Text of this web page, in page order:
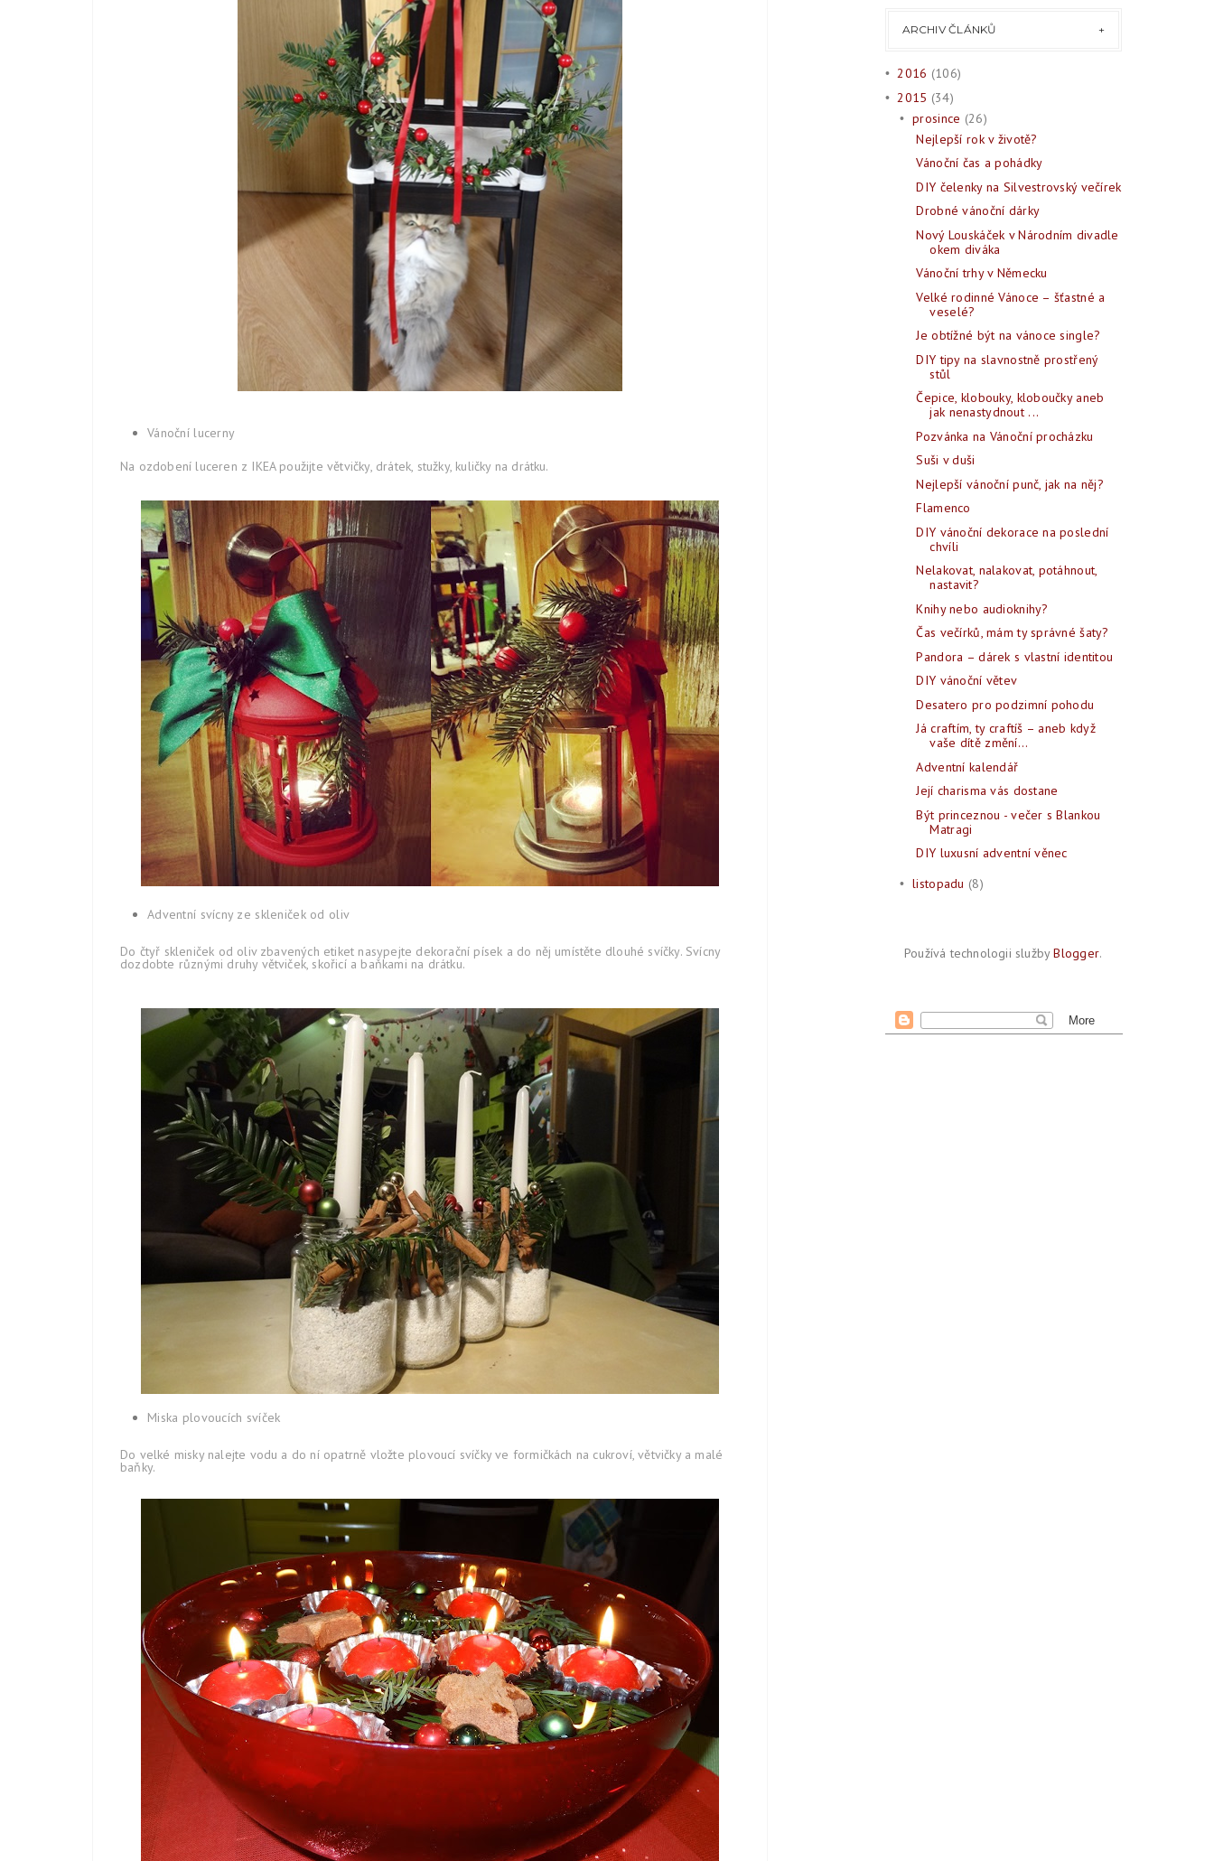
Vánoční lucerny
Na ozdobení luceren z IKEA použijte větvičky, drátek, stužky, kuličky na drátku.
Adventní svícny ze skleniček od oliv
Do čtyř skleniček od oliv zbavených etiket nasypejte dekorační písek a do něj umístěte dlouhé svíčky. Svícny
dozdobte různými druhy větviček, skořicí a baňkami na drátku.
Miska plovoucích svíček
Do velké misky nalejte vodu a do ní opatrně vložte plovoucí svíčky ve formičkách na cukroví, větvičky a malé
baňky.
ARCHIV ČLÁNKŮ
•2016 (106)
• 2015 (34)
• prosince (26)
Nejlepší rok v životě?
Vánoční čas a pohádky
DIY čelenky na Silvestrovský večírek
Drobné vánoční dárky
Nový Louskáček v Národním divadle
okem diváka
Vánoční trhy v Německu
Velké rodinné Vánoce – šťastné a
veselé?
Je obtížné být na vánoce single?
DIY tipy na slavnostně prostřený
stůl
Čepice, klobouky, kloboučky aneb
jak nenastydnout ...
Pozvánka na Vánoční procházku
Suši v duši
Nejlepší vánoční punč, jak na něj?
Flamenco
DIY vánoční dekorace na poslední
chvíli
Nelakovat, nalakovat, potáhnout,
nastavit?
Knihy nebo audioknihy?
Čas večírků, mám ty správné šaty?
Pandora – dárek s vlastní identitou
DIY vánoční větev
Desatero pro podzimní pohodu
Já craftím, ty craftíš – aneb když
vaše dítě změní...
Adventní kalendář
Její charisma vás dostane
Být princeznou - večer s Blankou
Matragi
DIY luxusní adventní věnec
•listopadu (8)
Používá technologii službyBlogger.